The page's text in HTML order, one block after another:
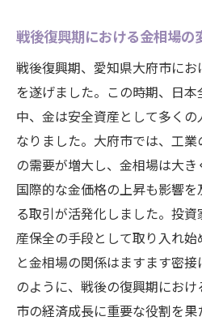
愛知県大府市における
金の需要と供給バラ
市場参加者の心理と
今後の金相場予測と
金相場の変動要因を理解
方法を見つける
金価格の変動要因を
市場の変化を先取り
地元特有の投資チャ
リスク管理と投資ポ
金市場の専門家から
戦後復興期における金相場の
戦後復興期、愛知県大府市に
を遂げました。この時期、日
中、金は安全資産として多く
なりました。大府市では、工
の需要が増大し、金相場は大き
国際的な金価格の上昇も影響
る取引が活発化しました。投
産保全の手段として取り入れ
と金相場の関係はますます密
のように、戦後の復興期にお
市の経済成長に重要な役割を果